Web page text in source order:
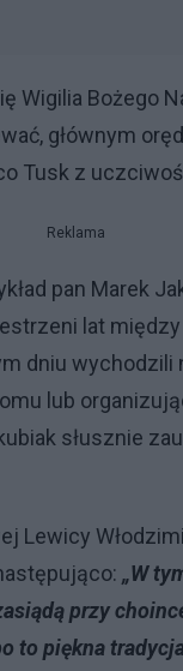
Bożego
głównym
Tusk z
Reklama
pan Marek
lat
dniu
lub
słusznie
Lewicy
„W
przy
to piękna